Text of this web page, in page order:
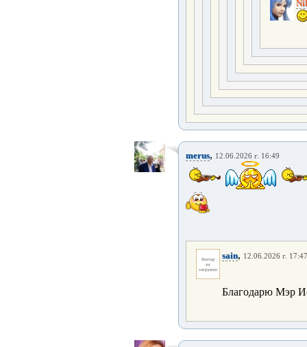
merus, 12.06.2026 г. 16:49
sain, 12.06.2026 г. 17:47
Благодарю Мэр